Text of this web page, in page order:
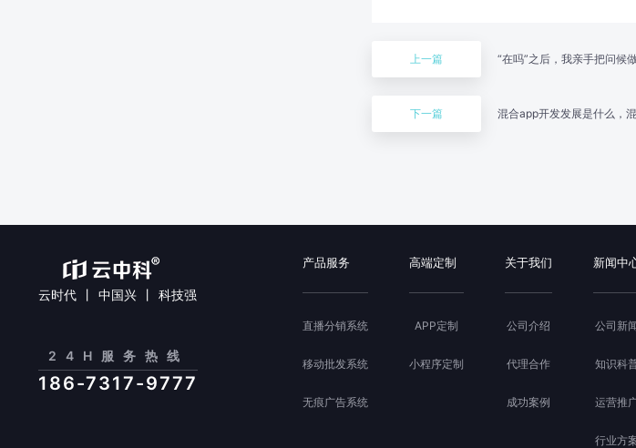
上一篇 “在吗”之后，我亲手把问候
下一篇 混合app开发发展是什么，
云时代 丨 中国兴 丨 科技强
24H服务热线
186-7317-9777
产品服务
直播分销系统
移动批发系统
无痕广告系统
高端定制
APP定制
小程序定制
关于我们
公司介绍
代理合作
成功案例
新闻中
公司新
知识科
运营推
行业方